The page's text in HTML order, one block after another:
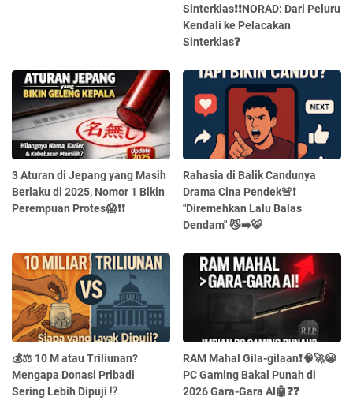
Sinterklas❗❗NORAD: Dari Peluru
Kendali ke Pelacakan
Sinterklas❓
3 Aturan di Jepang yang Masih
Berlaku di 2025, Nomor 1 Bikin
Perempuan Protes😱❗❗
Rahasia di Balik Candunya
Drama Cina Pendek🚨❗
"Diremehkan Lalu Balas
Dendam" 😼➡️🐯
💰⚖️ 10 M atau Triliunan?
Mengapa Donasi Pribadi
Sering Lebih Dipuji ⁉️
RAM Mahal Gila-gilaan❗🧠🚀😭
PC Gaming Bakal Punah di
2026 Gara-Gara AI🤖❓❓